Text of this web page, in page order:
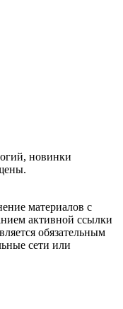
новинки
материалов с
активной ссылки
обязательным
сети или